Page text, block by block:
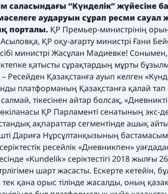
саласындағы “Күнделік” жүйесіне
аударуын сұрап ресми сауал
порталы. ҚР Премьер-министрінің
ҚР оқу-ағарту министрі Ғани
министрі Жасұлан Мәдиевке!
қатысты сұрақтардың мұрты
Ресейден Қазақстанға ауып келген
платформаның Қазақстанға қалай
тікесінен айтар болсақ,
өкіланасы ҚР Парламенті сенатының экс-
ақпараттар сегментінде ашық
Дариға Нұрсұлтанқызының
ресейлік «Дневникпен»
«Kundelik» серіктестігі 2018 жылғы
шарт жасасты. Ескерте кетейін,
қана орыс тілінде жасалды, оның қазақ